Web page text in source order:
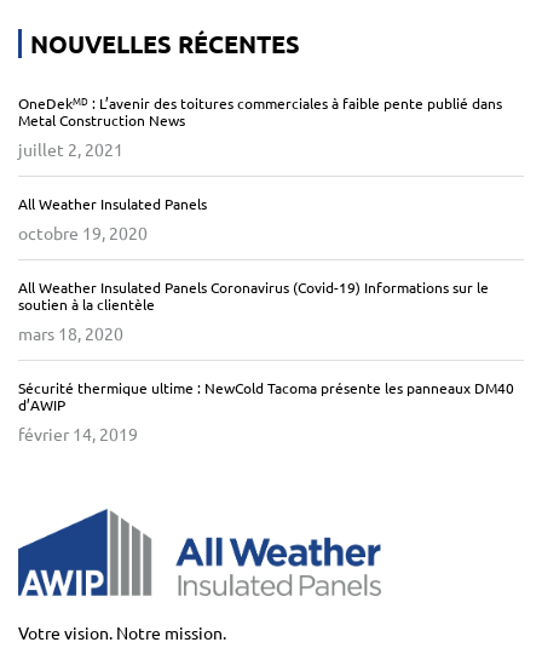
NOUVELLES RÉCENTES
OneDekMD : L’avenir des toitures commerciales à faible pente publié dans
Metal Construction News
juillet 2, 2021
All Weather Insulated Panels
octobre 19, 2020
All Weather Insulated Panels Coronavirus (Covid-19) Informations sur le
soutien à la clientèle
mars 18, 2020
Sécurité thermique ultime : NewCold Tacoma présente les panneaux DM40
d’AWIP
février 14, 2019
Votre vision. Notre mission.